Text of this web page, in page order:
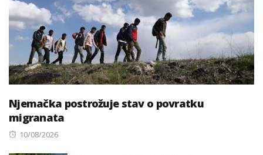
Njemačka postrožuje stav o povratku
migranata
Posted
10/08/2026